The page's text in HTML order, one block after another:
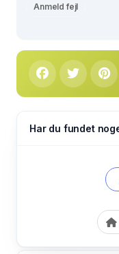
Anmeld fejl
Har du fundet